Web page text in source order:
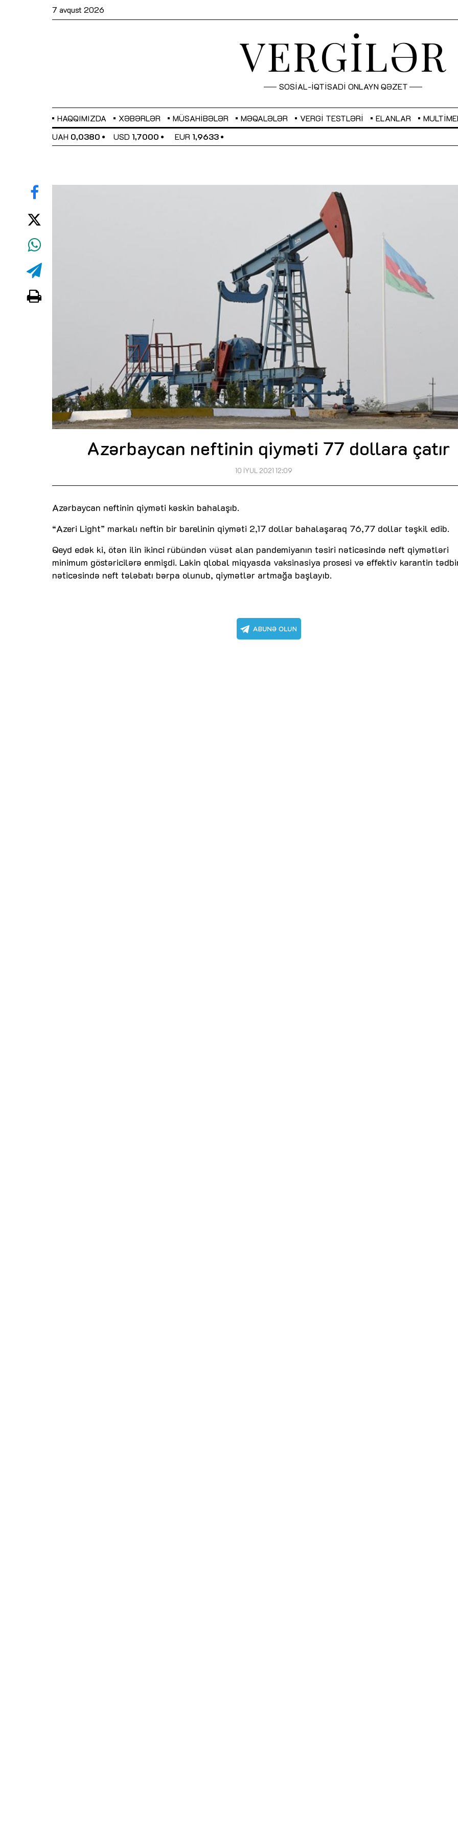
7 avqust 2026
VERGİLƏR
SOSİAL-İQTİSADİ ONLAYN QƏZET
HAQQIMIZDA XƏBƏRLƏR MÜSAHIBƏLƏR MƏQALƏLƏR VERGI TESTLƏRI ELANLAR
UAH 0,0380 USD 1,7000 EUR 1,9633
Azərbaycan neftinin qiyməti 77 dollara çatır
10 İYUL 2021 12:09
Azərbaycan neftinin qiyməti kəskin bahalaşıb.
“Azeri Light” markalı neftin bir barelinin qiyməti 2,17 dollar bahalaşaraq 76,77 dollar təşkil edib.
Qeyd edək ki, ötən ilin ikinci rübündən vüsət alan pandemiyanın təsiri nəticəsində neft qiymətləri
minimum göstəricilərə enmişdi. Lakin qlobal miqyasda vaksinasiya prosesi və effektiv karantin
nəticəsində neft tələbatı bərpa olunub, qiymətlər artmağa başlayıb.
Sahibkarlıq fəaliyyəti üçün inklüziv
imkanlar yaradan vergi təşviqləri
Dünya iqtisadiyyatında vergi
siyasətinin imperativləri
MƏQALƏ
Əvəz Quliyev: “Yumşaq keçid
sayəsində aparılmış islahatın nəticələri
qorunub saxlanılacaq”
MÜSAHİBƏ
Maliyyə planlaması prizmasında
büdcəyə baxışMƏQALƏ
Gülminə Məlikzadə: “Azərbaycan
Bacarıqlar Akseleratoru” ixtisaslaşmış
kadrların hazırlanmasını hədəfləyir”
Nicat İmanov: "Vergi
dəyişikliklər sahibkarlıq
yaxşılaşdırılmasına
MÜSAHİBƏ
Aytən Kərimova:
inklüziv iş mühiti
Aydın Hüseynov: “Əsrin
təmin edən əsas
MÜSAHİBƏ